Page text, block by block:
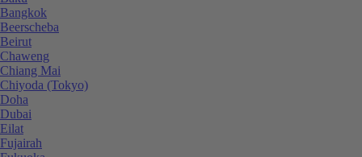
Bangkok
Beerscheba
Beirut
Chaweng
Chiang Mai
Chiyoda (Tokyo)
Doha
Dubai
Eilat
Fujairah